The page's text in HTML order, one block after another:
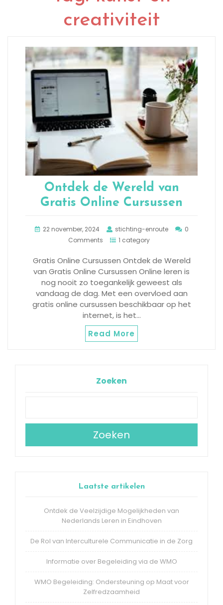
creativiteit
Ontdek de Wereld van
Gratis Online Cursussen
22 november, 2024 stichting-enroute
0
Comments
1 category
Gratis Online Cursussen Ontdek de Wereld
van Gratis Online Cursussen Online leren is
nog nooit zo toegankelijk geweest als
vandaag de dag. Met een overvloed aan
gratis online cursussen beschikbaar op het
internet, is het…
Read More
Zoeken
Zoeken
Laatste artikelen
Ontdek de Veelzijdige Mogelijkheden van
Nederlands Leren in Eindhoven
De Rol van Interculturele Communicatie in de Zorg
Informatie over Begeleiding via de WMO
WMO Begeleiding: Ondersteuning op Maat voor
Zelfredzaamheid